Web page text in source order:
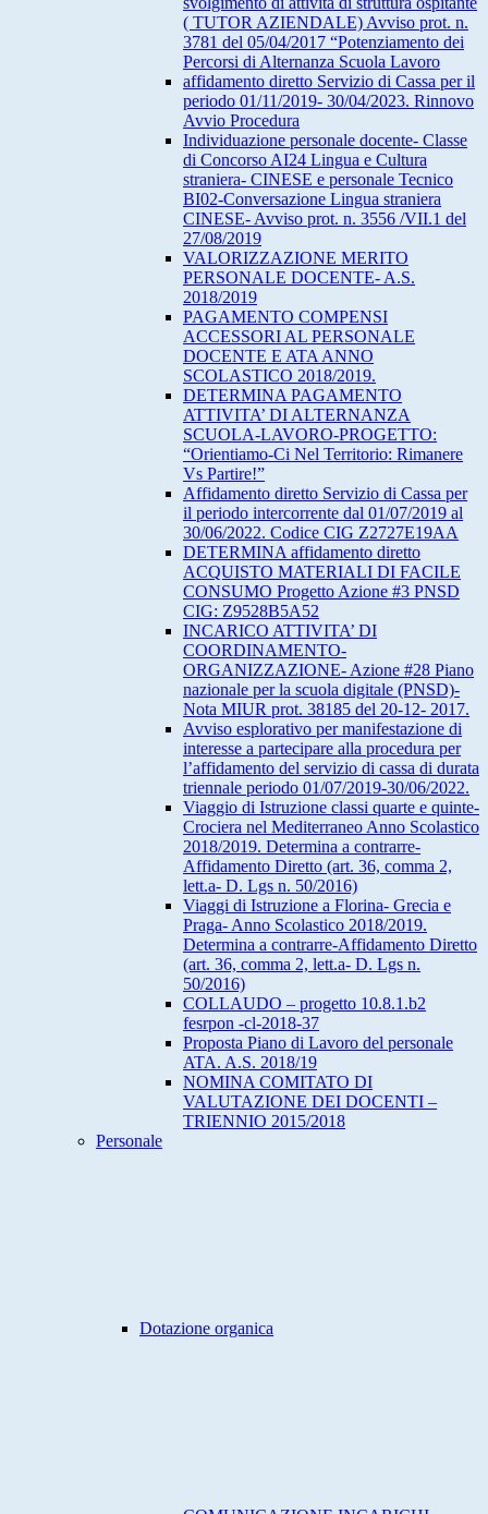
( TUTOR AZIENDALE) Avviso prot. n.
3781 del 05/04/2017 “Potenziamento dei
Percorsi di Alternanza Scuola Lavoro
affidamento diretto Servizio di Cassa per il
periodo 01/11/2019- 30/04/2023. Rinnovo
Avvio Procedura
Individuazione personale docente- Classe
di Concorso AI24 Lingua e Cultura
straniera- CINESE e personale Tecnico
BI02-Conversazione Lingua straniera
CINESE- Avviso prot. n. 3556 /VII.1 del
27/08/2019
VALORIZZAZIONE MERITO
PERSONALE DOCENTE- A.S.
2018/2019
PAGAMENTO COMPENSI
ACCESSORI AL PERSONALE
DOCENTE E ATA ANNO
SCOLASTICO 2018/2019.
DETERMINA PAGAMENTO
ATTIVITA’ DI ALTERNANZA
SCUOLA-LAVORO-PROGETTO:
“Orientiamo-Ci Nel Territorio: Rimanere
Vs Partire!”
Affidamento diretto Servizio di Cassa per
il periodo intercorrente dal 01/07/2019 al
30/06/2022. Codice CIG Z2727E19AA
DETERMINA affidamento diretto
ACQUISTO MATERIALI DI FACILE
CONSUMO Progetto Azione #3 PNSD
CIG: Z9528B5A52
INCARICO ATTIVITA’ DI
COORDINAMENTO-
ORGANIZZAZIONE- Azione #28 Piano
nazionale per la scuola digitale (PNSD)-
Nota MIUR prot. 38185 del 20-12- 2017.
Avviso esplorativo per manifestazione di
interesse a partecipare alla procedura per
l’affidamento del servizio di cassa di durata
triennale periodo 01/07/2019-30/06/2022.
Viaggio di Istruzione classi quarte e quinte-
Crociera nel Mediterraneo Anno Scolastico
2018/2019. Determina a contrarre-
Affidamento Diretto (art. 36, comma 2,
lett.a- D. Lgs n. 50/2016)
Viaggi di Istruzione a Florina- Grecia e
Praga- Anno Scolastico 2018/2019.
Determina a contrarre-Affidamento Diretto
(art. 36, comma 2, lett.a- D. Lgs n.
50/2016)
COLLAUDO – progetto 10.8.1.b2
fesrpon -cl-2018-37
Proposta Piano di Lavoro del personale
ATA. A.S. 2018/19
NOMINA COMITATO DI
VALUTAZIONE DEI DOCENTI –
TRIENNIO 2015/2018
Personale
Dotazione organica